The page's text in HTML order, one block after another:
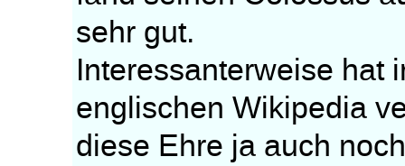
sehr gut.
Interessanterweise hat
englischen Wikipedia
diese Ehre ja auch